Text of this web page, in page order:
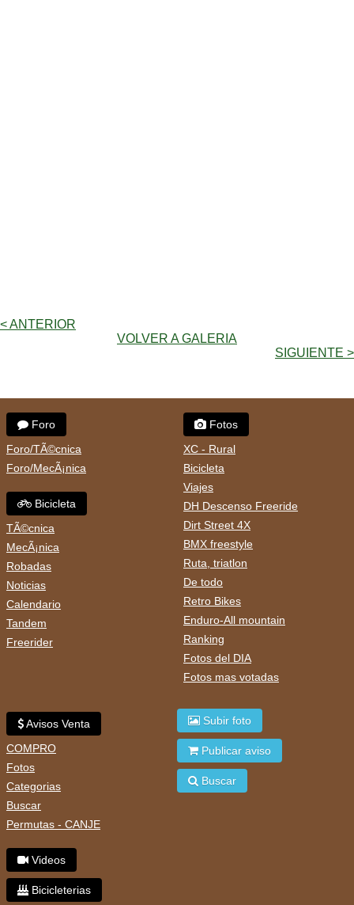
< ANTERIOR
VOLVER A GALERIA
SIGUIENTE >
Foro
Foro/TÃ©cnica
Foro/MecÃ¡nica
Bicicleta
TÃ©cnica
MecÃ¡nica
Robadas
Noticias
Calendario
Tandem
Freerider
Fotos
XC - Rural
Bicicleta
Viajes
DH Descenso Freeride
Dirt Street 4X
BMX freestyle
Ruta, triatlon
De todo
Retro Bikes
Enduro-All mountain
Ranking
Fotos del DIA
Fotos mas votadas
Avisos Venta
COMPRO
Fotos
Categorias
Buscar
Permutas - CANJE
Videos
Bicicleterias
Subir foto
Publicar aviso
Buscar